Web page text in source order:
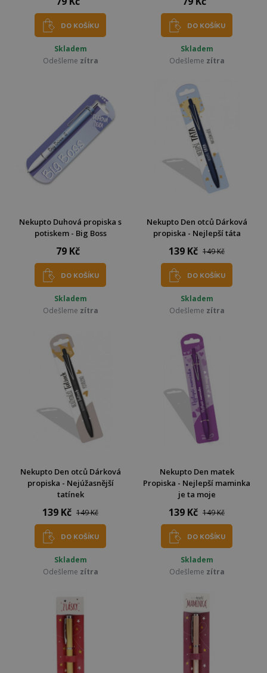
DO KOŠÍKU
Skladem
Odešleme zítra
DO KOŠÍKU
Skladem
Odešleme zítra
Nekupto Duhová propiska s
potiskem - Big Boss
79 Kč
DO KOŠÍKU
Skladem
Odešleme zítra
Nekupto Den otců Dárková
propiska - Nejlepší táta
139 Kč 149 Kč
DO KOŠÍKU
Skladem
Odešleme zítra
Nekupto Den otců Dárková
propiska - Nejúžasnější
tatínek
139 Kč 149 Kč
DO KOŠÍKU
Skladem
Odešleme zítra
Nekupto Den matek
Propiska - Nejlepší maminka
je ta moje
139 Kč 149 Kč
DO KOŠÍKU
Skladem
Odešleme zítra